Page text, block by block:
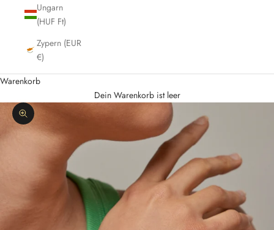
Ungarn
(HUF Ft)
Zypern (EUR
€)
Warenkorb
Dein Warenkorb ist leer
Bild vergrößern